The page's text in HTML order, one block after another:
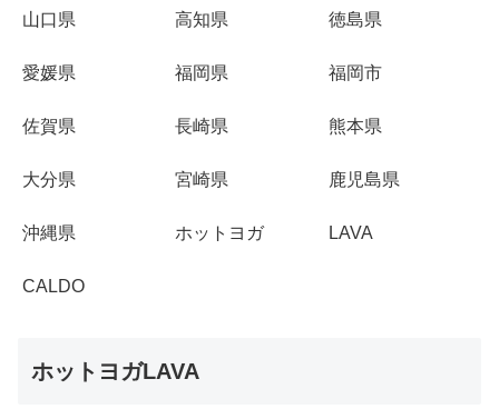
山口県 高知県 徳島県
愛媛県 福岡県 福岡市
佐賀県 長崎県 熊本県
大分県 宮崎県 鹿児島県
沖縄県 ホットヨガ LAVA
CALDO
ホットヨガLAVA